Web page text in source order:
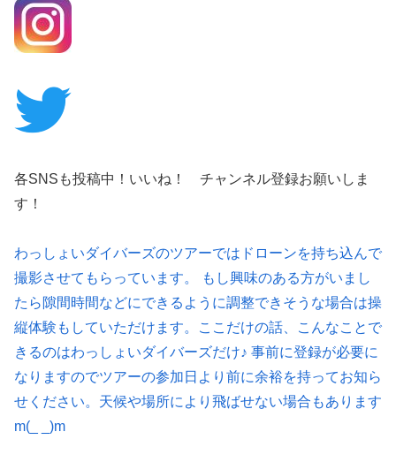
各SNSも投稿中！いいね！ チャンネル登録お願いしま
す！
わっしょいダイバーズのツアーではドローンを持ち込んで
撮影させてもらっています。 もし興味のある方がいまし
たら隙間時間などにできるように調整できそうな場合は操
縦体験もしていただけます。ここだけの話、こんなことで
きるのはわっしょいダイバーズだけ♪ 事前に登録が必要に
なりますのでツアーの参加日より前に余裕を持ってお知ら
せください。天候や場所により飛ばせない場合もあります
m(_ _)m